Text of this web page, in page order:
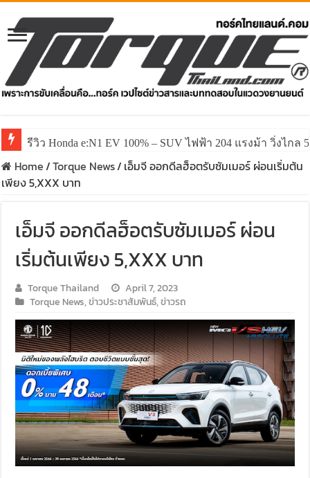
รีวิว Honda e:N1 EV 100% – SUV ไฟฟ้า 204 แรงม้า วิ่งไกล
รีวิว ลองขับ All New GWM HAVAL H6 ปรับโฉมหน้าใหม่
Home/Torque News/ เอ็มจี ออกดีลฮ็อตรับซัมเมอร์ ผ่อนเริ่มต้น
เพียง 5,XXX บาท
เอ็มจี ออกดีลฮ็อตรับซัมเมอร์ ผ่อน
เริ่มต้นเพียง 5,XXX บาท
Torque Thailand
April 7, 2023
Torque News,ข่าวประชาสัมพันธ์,ข่าวรถ